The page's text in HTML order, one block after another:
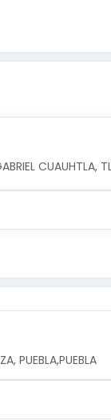
CUAUHTLA,
PUEBLA,PUEBLA